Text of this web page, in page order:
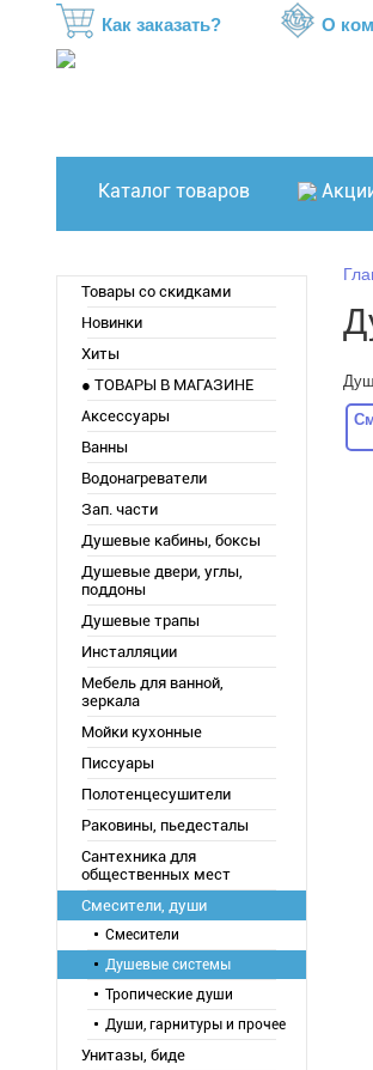
Как заказать? О
Каталог товаров
Товары со скидками
Новинки
Хиты
● ТОВАРЫ В МАГАЗИНЕ
Аксессуары
Ванны
Водонагреватели
Зап. части
Душевые кабины, боксы
Душевые двери, углы,
поддоны
Душевые трапы
Инсталляции
Мебель для ванной,
зеркала
Мойки кухонные
Писсуары
Полотенцесушители
Раковины, пьедесталы
Сантехника для
общественных мест
Смесители, души
Смесители
Душевые системы
Тропические души
Души, гарнитуры и прочее
Унитазы, биде